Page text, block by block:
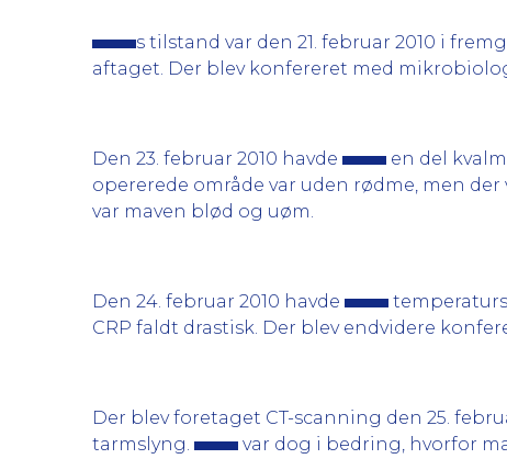
s tilstand var den 21. februar 2010 i
aftaget. Der blev konfereret med
Den 23. februar 2010 havde
en del
opererede område var uden rødme, men der
var maven blød og uøm.
Den 24. februar 2010 havde
CRP faldt drastisk. Der blev endvidere
Der blev foretaget CT-scanning den 25.
tarmslyng.
var dog i bedring, hvorfor